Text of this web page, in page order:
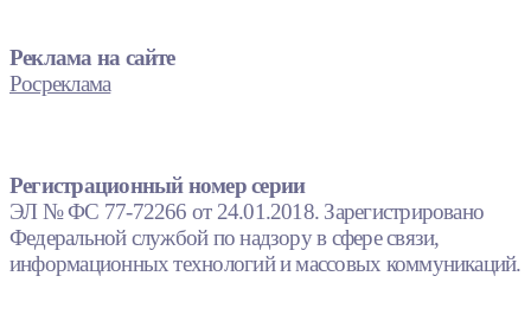
Реклама на сайте
Росреклама
Регистрационный номер серии
ЭЛ № ФС 77-72266 от 24.01.2018. Зарегистрировано
Федеральной службой по надзору в сфере связи,
информационных технологий и массовых коммуникаций.